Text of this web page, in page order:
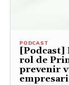
PODCAST
[Podcast]
rol de
prevenir